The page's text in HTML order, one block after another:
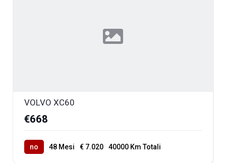
VOLVO XC60
€668
no 48 Mesi € 7.020 40000 Km Totali